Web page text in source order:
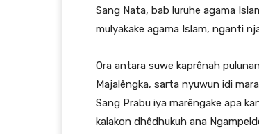
Sang Nata, bab luruhe agama
mulyakake agama Islam, nganti
Ora antara suwe kaprênah
Majalêngka, sarta nyuwun idi
Sang Prabu iya marêngake apa
kalakon dhêdhukuh ana